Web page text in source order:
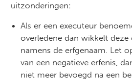
uitzonderingen:
Als er een executeur
overledene dan wikkelt deze
namens de erfgenaam. Let
van een negatieve erfenis,
niet meer bevoegd na een